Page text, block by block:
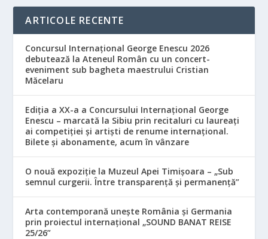
ARTICOLE RECENTE
Concursul Internațional George Enescu 2026
debutează la Ateneul Român cu un concert-
eveniment sub bagheta maestrului Cristian
Măcelaru
Ediția a XX-a a Concursului Internațional George
Enescu – marcată la Sibiu prin recitaluri cu laureați
ai competiției și artiști de renume internațional.
Bilete și abonamente, acum în vânzare
O nouă expoziție la Muzeul Apei Timișoara – „Sub
semnul curgerii. Între transparență și permanență”
Arta contemporană unește România și Germania
prin proiectul internațional „SOUND BANAT REISE
25/26”